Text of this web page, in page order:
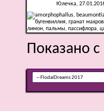
Юлечка,
Показано